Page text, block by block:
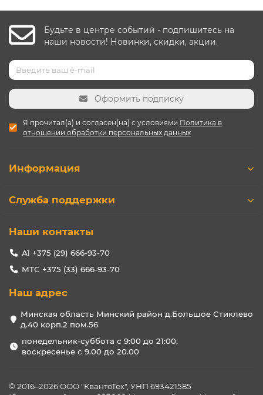
Будьте в центре событий - подпишитесь на
наши новости! Новинки, скидки, акции.
Оформить подписку
Я прочитал(а) и согласен(на) с условиями Политика в
отношении обработки персональных данных
Информация
Служба поддержки
Наши контакты
А1 +375 (29) 666-93-70
МТС +375 (33) 666-93-70
Наш адрес
Минская область Минский район д.Большое Стиклево
д.40 корп.2 пом.56
понедельник-суббота с 9:00 до 21:00,
воскресенье с 9.00 до 20.00
© 2016–2026 ООО "КвантоТех", УНП 693421585